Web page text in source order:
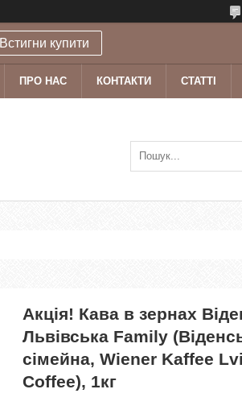
Встигни купити
ПРО НАС КОНТАКТИ СТАТТІ
Акція! Кава в зернах
Львівська Family
сімейна, Wiener Kaffee
Coffee), 1кг